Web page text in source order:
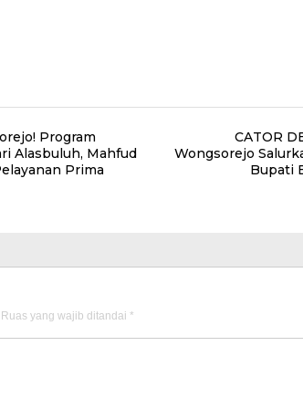
Program
Alasbuluh, Mahfud
Prima
CATOR
Wongsorejo
Bupati
Ruas yang wajib ditandai *